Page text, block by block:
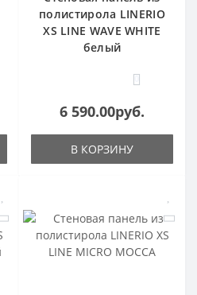
полистирола LINERIO
XS LINE WAVE WHITE
белый
0
6 590.00руб.
В КОРЗИНУ